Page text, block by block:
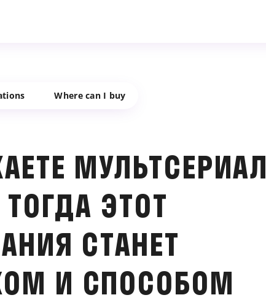
Where can I buy
МУЛЬТСЕРИАЛ
ЭТОТ
СТАНЕТ
И СПОСОБОМ